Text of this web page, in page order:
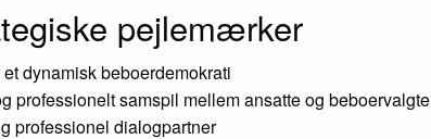
pejlemærker
dynamisk beboerdemokrati
professionelt samspil mellem ansatte og beboervalgte
professionel dialogpartner